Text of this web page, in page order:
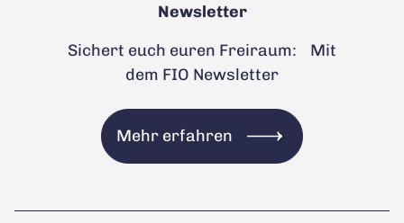
Newsletter
Sichert euch euren Freiraum: Mit
dem FIO Newsletter
Mehr erfahren